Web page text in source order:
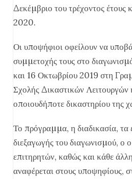
∆εκέµβριο του τρέχοντος έτους
2020.
Οι υποψήφιοι οφείλουν να
συµµετοχής τους στο
και 16 Οκτωβρίου 2019 στη
Σχολής ∆ικαστικών Λειτουργών
οποιουδήποτε δικαστηρίου της
Το πρόγραµµα, η διαδικασία, τα
διεξαγωγής του διαγωνισµού, ο
επιτηρητών, καθώς και κάθε
αναφέρεται στους υποψηφίους,